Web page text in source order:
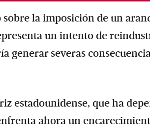
la imposición de un
un intento de
generar severas
estadounidense, que ha
ahora un